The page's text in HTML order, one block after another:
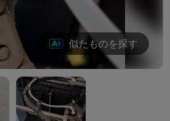
似たものを探す